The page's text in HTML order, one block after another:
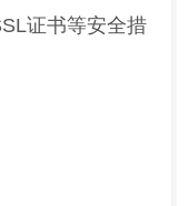
证书等安全措